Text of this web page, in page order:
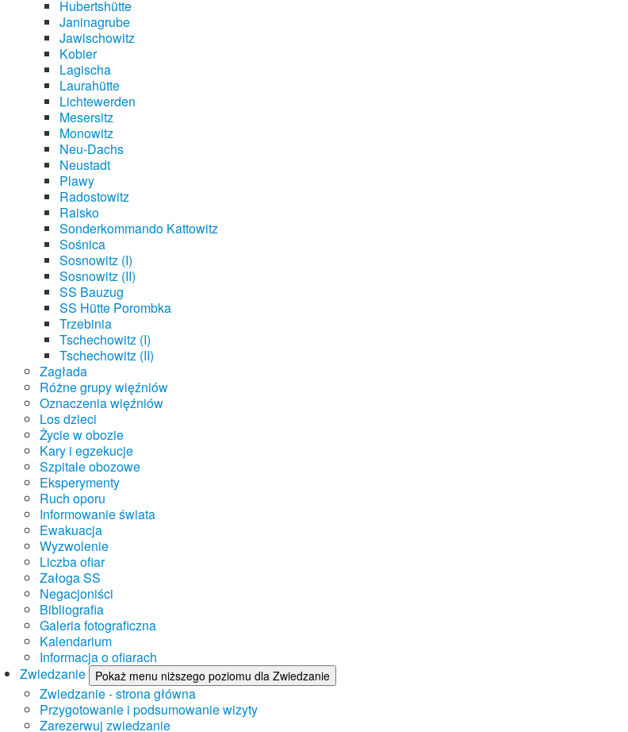
Hubertshütte
Janinagrube
Jawischowitz
Kobier
Lagischa
Laurahütte
Lichtewerden
Mesersitz
Monowitz
Neu-Dachs
Neustadt
Plawy
Radostowitz
Raisko
Sonderkommando Kattowitz
Sośnica
Sosnowitz (I)
Sosnowitz (II)
SS Bauzug
SS Hütte Porombka
Trzebinia
Tschechowitz (I)
Tschechowitz (II)
Zagłada
Różne grupy więźniów
Oznaczenia więźniów
Los dzieci
Życie w obozie
Kary i egzekucje
Szpitale obozowe
Eksperymenty
Ruch oporu
Informowanie świata
Ewakuacja
Wyzwolenie
Liczba ofiar
Załoga SS
Negacjoniści
Bibliografia
Galeria fotograficzna
Kalendarium
Informacja o ofiarach
Zwiedzanie
Pokaż menu niższego poziomu dla Zwiedzanie
Zwiedzanie - strona główna
Przygotowanie i podsumowanie wizyty
Zarezerwuj zwiedzanie